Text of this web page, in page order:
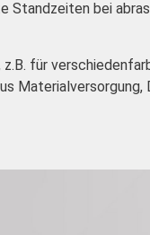
Standzeiten bei
für
Materialversorgung,